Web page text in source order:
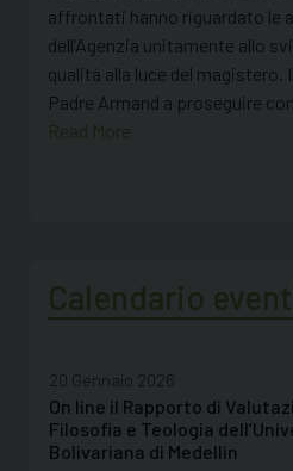
affrontati hanno riguardato le
dell’Agenzia unitamente allo
qualità alla luce del magistero.
Padre Armand a proseguire
Read More
Calendario
Incontro con le Istituzioni
superiore dell’America del
20 Gennaio 2026
On line il Rapporto di
Filosofia e Teologia
Bolivariana di Medellin